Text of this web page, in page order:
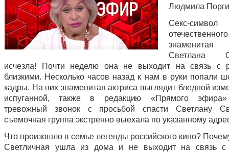
Людмила
Секс-символ
Светлана
исчезла! Почти неделю она не выходит на связь с
близкими. Несколько часов назад к нам в руки попали
кадры. На них знаменитая актриса выглядит бледной
испуганной, также в редакцию «Прямого эфира»
тревожный звонок с просьбой спасти Светлану
съемочная группа экстренно выехала по указанному
Что произошло в семье легенды российского кино?
Светличная ушла из дома и не выходит на связь с